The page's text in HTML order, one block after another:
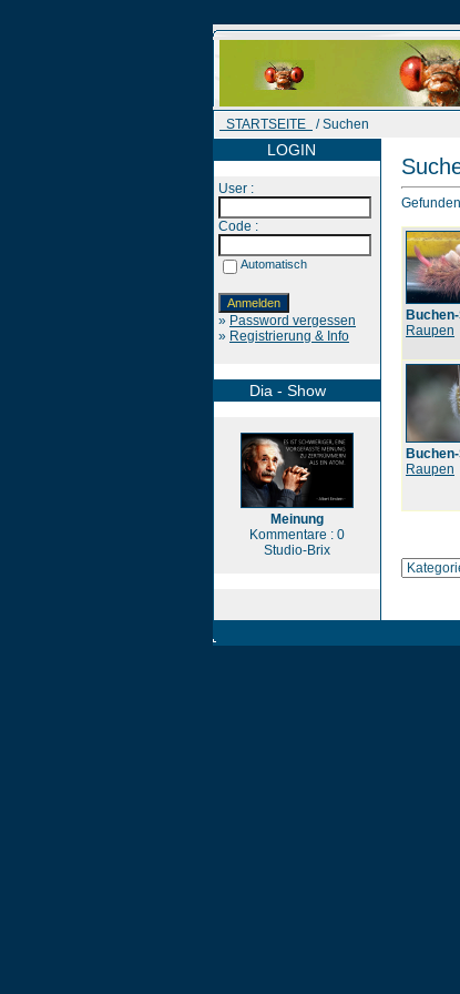
STARTSEITE / Suchen
LOGIN
User :
Code :
Automatisch
» Password vergessen
» Registrierung & Info
Dia - Show
Meinung
Kommentare : 0
Studio-Brix
Raupen
Raupen